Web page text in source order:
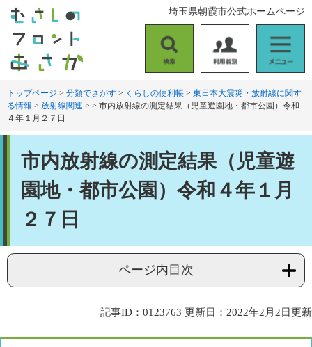
す
し
索
用
者
別
ニ
ュ
ー
埼玉県朝霞市公式ホームページ
トップページ > 分類でさがす > くらしの便利帳 > 東日本大震災・放射線に関す
る情報 > 放射線関連 > > 市内放射線の測定結果（児童遊園地・都市公園）令和
４年１月２７日
市内放射線の測定結果（児童遊
園地・都市公園）令和４年１月
２７日
ページ内目次
記事ID：0123763 更新日：2022年2月2日更新